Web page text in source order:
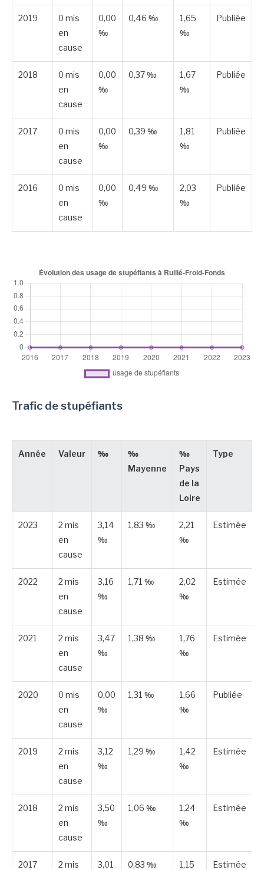
2019
0 mis
en
cause
0,00
‰
0,46 ‰
1,65
‰
Publiée
2018
0 mis
en
cause
0,00
‰
0,37 ‰
1,67
‰
Publiée
2017
0 mis
en
cause
0,00
‰
0,39 ‰
1,81
‰
Publiée
2016
0 mis
en
cause
0,00
‰
0,49 ‰
2,03
‰
Publiée
Trafic de stupéfiants
Année Valeur ‰
‰
Mayenne
‰
Pays
de la
Loire
Type
2023
2 mis
en
cause
3,14
‰
1,83 ‰
2,21
‰
Estimée
2022
2 mis
en
cause
3,16
‰
1,71 ‰
2,02
‰
Estimée
2021
2 mis
en
cause
3,47
‰
1,38 ‰
1,76
‰
Estimée
2020
0 mis
en
cause
0,00
‰
1,31 ‰
1,66
‰
Publiée
2019
2 mis
en
cause
3,12
‰
1,29 ‰
1,42
‰
Estimée
2018
2 mis
en
cause
3,50
‰
1,06 ‰
1,24
‰
Estimée
2017 2 mis 3,01 0,83 ‰ 1,15 Estimée